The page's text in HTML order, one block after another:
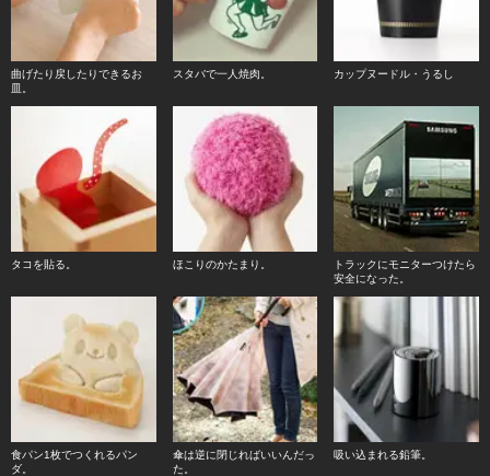
曲げたり戻したりできるお
皿。
スタバで一人焼肉。 カップヌードル・うるし
タコを貼る。 ほこりのかたまり。
トラックにモニターつけたら
安全になった。
食パン1枚でつくれるパン
ダ。
傘は逆に閉じればいいんだっ
た。
吸い込まれる鉛筆。